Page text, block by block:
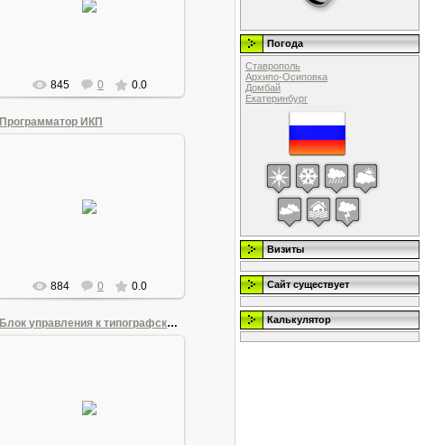
Крест для церкви
845 0 0.0
Программатор ИКП
Программирует индикаторы
коррозионных процессов
884 0 0.0
Блок управления к типографской гильотине
Позиционер
Погода
Ставрополь
Архипо-Осиповка
Домбай
Екатеринбург
Визиты
Сайт существует
Калькулятор